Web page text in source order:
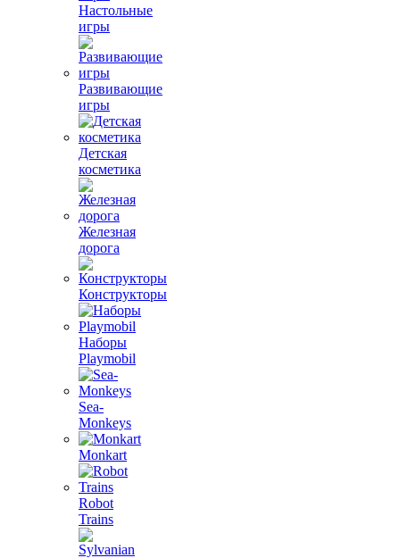
Настольные
игры
Развивающие
игры
Детская
косметика
Железная
дорога
Конструкторы
Наборы
Playmobil
Sea-
Monkeys
Monkart
Robot
Trains